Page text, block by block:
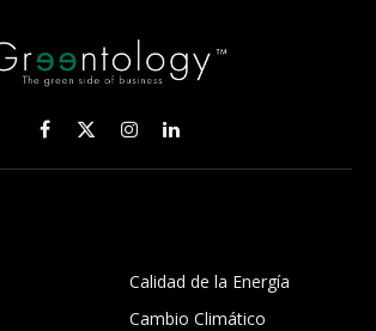
Facebook
X
(Twitter)
InstagramLinkedIn
Calidad de la Energía
Cambio Climático